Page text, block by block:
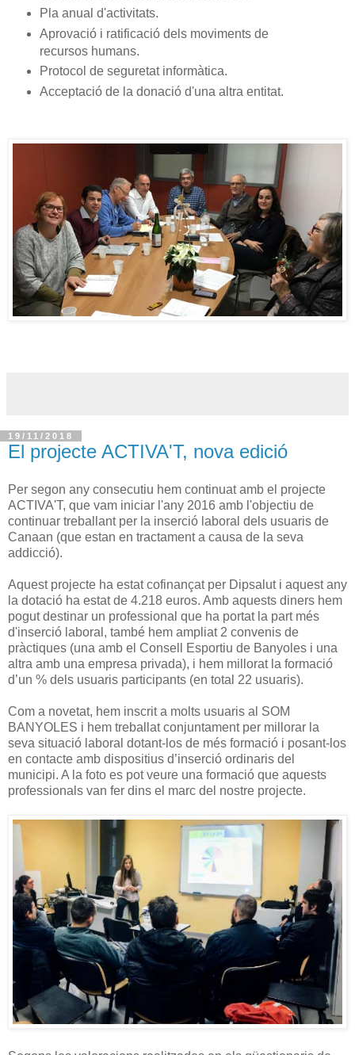
Pla anual d'activitats.
Aprovació i ratificació dels moviments de
recursos humans.
Protocol de seguretat informàtica.
Acceptació de la donació d'una altra entitat.
19/11/2018
El projecte ACTIVA'T, nova edició
Per segon any consecutiu hem continuat amb el projecte
ACTIVA'T, que vam iniciar l'any 2016 amb l'objectiu de
continuar treballant per la inserció laboral dels usuaris de
Canaan (que estan en tractament a causa de la seva
addicció).
Aquest projecte ha estat cofinançat per Dipsalut i aquest any
la dotació ha estat de 4.218 euros. Amb aquests diners hem
pogut destinar un professional que ha portat la part més
d'inserció laboral, també hem ampliat 2 convenis de
pràctiques (una amb el Consell Esportiu de Banyoles i una
altra amb una empresa privada), i hem millorat la formació
d’un % dels usuaris participants (en total 22 usuaris).
Com a novetat, hem inscrit a molts usuaris al SOM
BANYOLES i hem treballat conjuntament per millorar la
seva situació laboral dotant-los de més formació i posant-los
en contacte amb dispositius d’inserció ordinaris del
municipi. A la foto es pot veure una formació que aquests
professionals van fer dins el marc del nostre projecte.